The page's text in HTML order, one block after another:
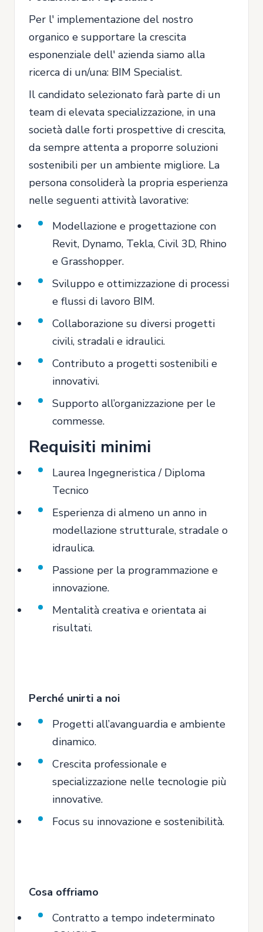
Per l' implementazione del nostro
organico e supportare la crescita
esponenziale dell' azienda siamo alla
ricerca di un/una: BIM Specialist.
Il candidato selezionato farà parte di un
team di elevata specializzazione, in una
società dalle forti prospettive di crescita,
da sempre attenta a proporre soluzioni
sostenibili per un ambiente migliore. La
persona consoliderà la propria esperienza
nelle seguenti attività lavorative:
Modellazione e progettazione con
Revit, Dynamo, Tekla, Civil 3D, Rhino
e Grasshopper.
Sviluppo e ottimizzazione di processi
e flussi di lavoro BIM.
Collaborazione su diversi progetti
civili, stradali e idraulici.
Contributo a progetti sostenibili e
innovativi.
Supporto all’organizzazione per le
commesse.
Requisiti minimi
Laurea Ingegneristica / Diploma
Tecnico
Esperienza di almeno un anno in
modellazione strutturale, stradale o
idraulica.
Passione per la programmazione e
innovazione.
Mentalità creativa e orientata ai
risultati.
Perché unirti a noi
Progetti all’avanguardia e ambiente
dinamico.
Crescita professionale e
specializzazione nelle tecnologie più
innovative.
Focus su innovazione e sostenibilità.
Cosa offriamo
Contratto a tempo indeterminato